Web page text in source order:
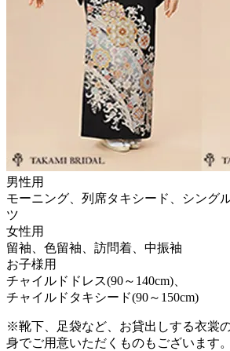
男性用
モーニング、列席タキシード、シング
ツ
女性用
留袖、色留袖、訪問着、中振袖
お子様用
チャイルドドレス(90～140cm)、
チャイルドタキシード(90～150cm)
※靴下、足袋など、お貸出しする衣裳
身でご用意いただくものもございます